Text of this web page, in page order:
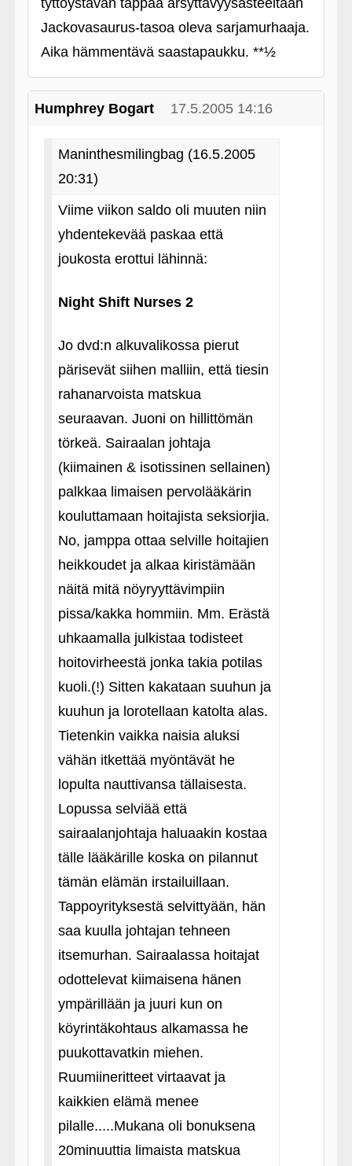
tyttöystävän tappaa ärsyttävyysasteeltaan
Jackovasaurus-tasoa oleva sarjamurhaaja.
Aika hämmentävä saastapaukku. **½
Humphrey Bogart 17.5.2005 14:16
Maninthesmilingbag (16.5.2005
20:31)
Viime viikon saldo oli muuten niin
yhdentekevää paskaa että
joukosta erottui lähinnä:
Night Shift Nurses 2
Jo dvd:n alkuvalikossa pierut
pärisevät siihen malliin, että tiesin
rahanarvoista matskua
seuraavan. Juoni on hillittömän
törkeä. Sairaalan johtaja
(kiimainen & isotissinen sellainen)
palkkaa limaisen pervolääkärin
kouluttamaan hoitajista seksiorjia.
No, jamppa ottaa selville hoitajien
heikkoudet ja alkaa kiristämään
näitä mitä nöyryyttävimpiin
pissa/kakka hommiin. Mm. Erästä
uhkaamalla julkistaa todisteet
hoitovirheestä jonka takia potilas
kuoli.(!) Sitten kakataan suuhun ja
kuuhun ja lorotellaan katolta alas.
Tietenkin vaikka naisia aluksi
vähän itkettää myöntävät he
lopulta nauttivansa tällaisesta.
Lopussa selviää että
sairaalanjohtaja haluaakin kostaa
tälle lääkärille koska on pilannut
tämän elämän irstailuillaan.
Tappoyrityksestä selvittyään, hän
saa kuulla johtajan tehneen
itsemurhan. Sairaalassa hoitajat
odottelevat kiimaisena hänen
ympärillään ja juuri kun on
köyrintäkohtaus alkamassa he
puukottavatkin miehen.
Ruumiineritteet virtaavat ja
kaikkien elämä menee
pilalle.....Mukana oli bonuksena
20minuuttia limaista matskua